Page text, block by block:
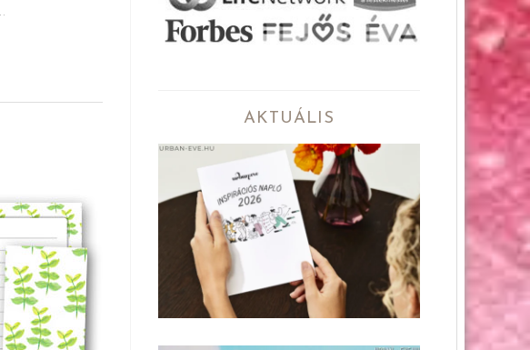
AKTUÁLIS